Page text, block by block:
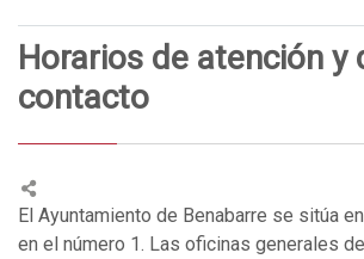
Horarios de atención y
contacto
El Ayuntamiento de Benabarre se sitúa
en el número 1. Las oficinas generales